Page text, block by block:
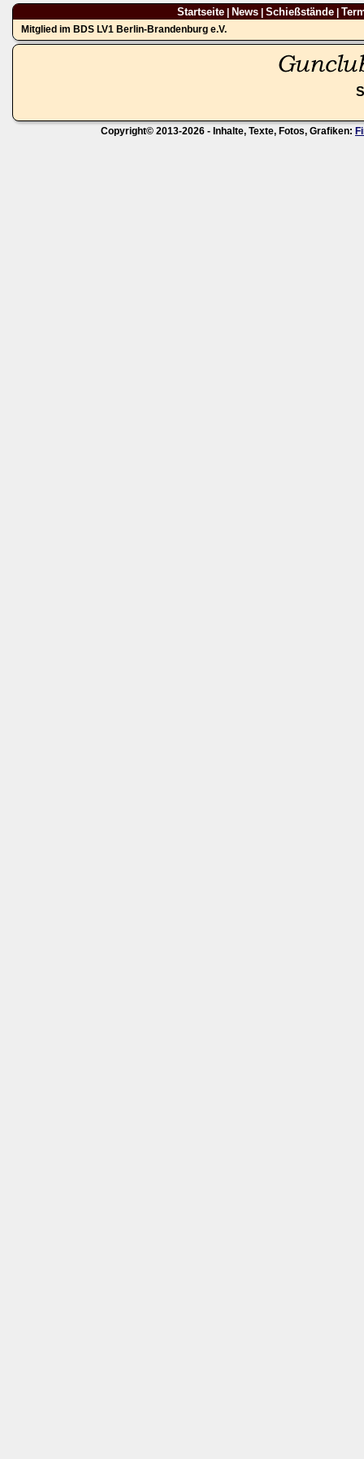
Startseite| News| Schießstände|
Mitglied im BDS LV1 Berlin-Brandenburg e.V.
Copyright© 2013-2026 - Inhalte, Texte, Fotos, Grafiken: